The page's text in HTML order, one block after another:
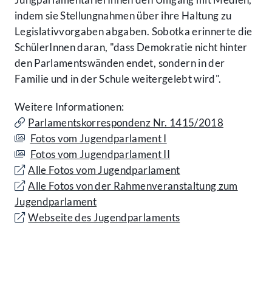
indem sie Stellungnahmen über ihre Haltung zu
Legislativvorgaben abgaben. Sobotka erinnerte die
SchülerInnen daran, "dass Demokratie nicht hinter
den Parlamentswänden endet, sondern in der
Familie und in der Schule weitergelebt wird".
Weitere Informationen:
Parlamentskorrespondenz Nr. 1415/2018
Fotos vom Jugendparlament I
Fotos vom Jugendparlament II
Alle Fotos vom Jugendparlament
Alle Fotos von der Rahmenveranstaltung zum
Jugendparlament
Webseite des Jugendparlaments